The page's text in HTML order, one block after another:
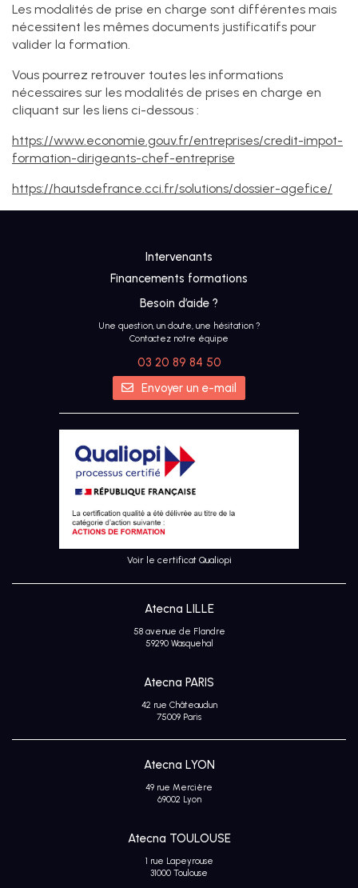
Les modalités de prise en charge sont différentes mais
nécessitent les mêmes documents justificatifs pour
valider la formation.
Vous pourrez retrouver toutes les informations
nécessaires sur les modalités de prises en charge en
cliquant sur les liens ci-dessous :
https://www.economie.gouv.fr/entreprises/credit-impot-
formation-dirigeants-chef-entreprise
https://hautsdefrance.cci.fr/solutions/dossier-agefice/
Intervenants
Financements formations
Besoin d’aide ?
Une question, un doute, une hésitation ?
Contactez notre équipe
03 20 89 84 50
Envoyer un e-mail
Voir le certificat Qualiopi
Atecna LILLE
58 avenue de Flandre
59290 Wasquehal
Atecna PARIS
42 rue Châteaudun
75009 Paris
Atecna LYON
49 rue Mercière
69002 Lyon
Atecna TOULOUSE
1 rue Lapeyrouse
31000 Toulouse